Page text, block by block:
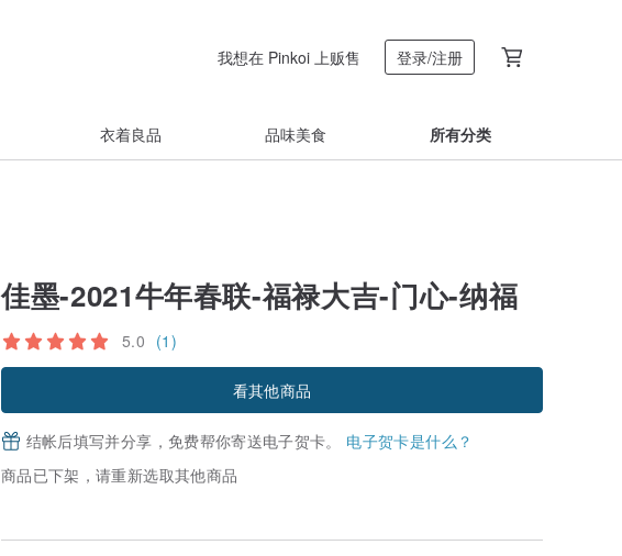
我想在 Pinkoi 上贩售 登录/注册
衣着良品 品味美食 所有分类
佳墨-2021牛年春联-福禄大吉-门心-纳福
5.0 (1)
看其他商品
结帐后填写并分享，免费帮你寄送电子贺卡。 电子贺卡是什么？
商品已下架，请重新选取其他商品